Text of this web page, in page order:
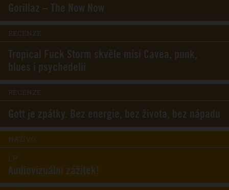
Gorillaz – The Now Now
RECENZE
Tropical Fuck Storm skvěle mísí Cavea, punk,
blues i psychedelii
RECENZE
Gott je zpátky. Bez energie, bez života, bez nápadu
NAŽIVO
LP
Audiovizuální zážitek!